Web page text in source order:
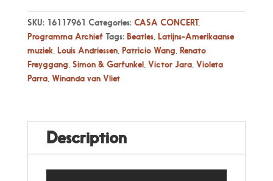
SKU: 16117961 Categories: CASA CONCERT,
Programma Archief Tags: Beatles, Latijns-Amerikaanse
muziek, Louis Andriessen, Patricio Wang, Renato
Freyggang, Simon & Garfunkel, Victor Jara, Violeta
Parra, Winanda van Vliet
Description